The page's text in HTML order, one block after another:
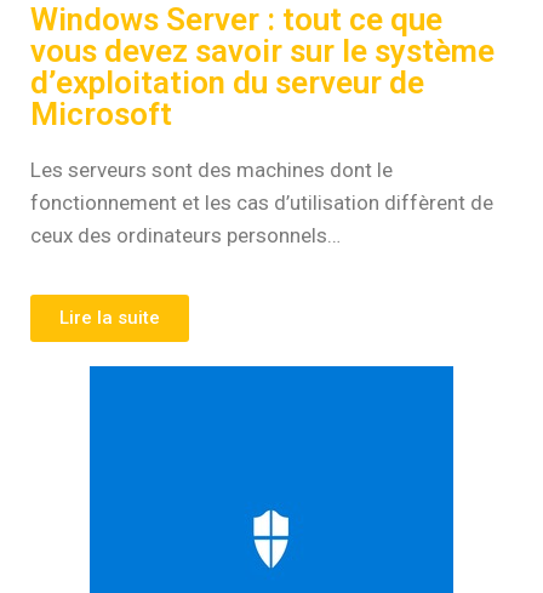
Windows Server : tout ce que
vous devez savoir sur le système
d’exploitation du serveur de
Microsoft
Les serveurs sont des machines dont le
fonctionnement et les cas d’utilisation diffèrent de
ceux des ordinateurs personnels…
Lire la suite